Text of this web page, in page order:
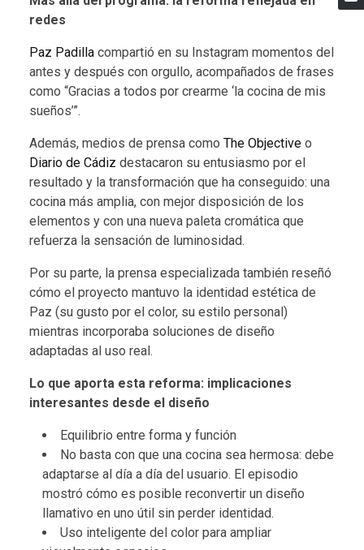
redes
Paz Padilla compartió en su Instagram momentos del
antes y después con orgullo, acompañados de frases
como “Gracias a todos por crearme ‘la cocina de mis
sueños’”.
Además, medios de prensa como The Objective o
Diario de Cádiz destacaron su entusiasmo por el
resultado y la transformación que ha conseguido: una
cocina más amplia, con mejor disposición de los
elementos y con una nueva paleta cromática que
refuerza la sensación de luminosidad.
Por su parte, la prensa especializada también reseñó
cómo el proyecto mantuvo la identidad estética de
Paz (su gusto por el color, su estilo personal)
mientras incorporaba soluciones de diseño
adaptadas al uso real.
Lo que aporta esta reforma: implicaciones
interesantes desde el diseño
Equilibrio entre forma y función
No basta con que una cocina sea hermosa: debe
adaptarse al día a día del usuario. El episodio
mostró cómo es posible reconvertir un diseño
llamativo en uno útil sin perder identidad.
Uso inteligente del color para ampliar